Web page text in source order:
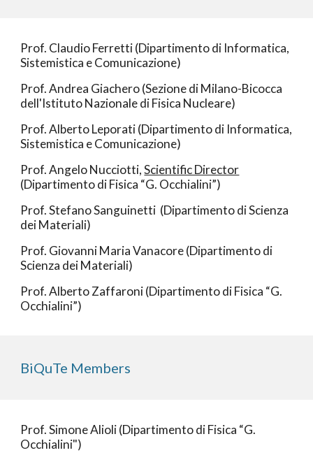
Prof. Claudio Ferretti (Dipartimento di Informatica,
Sistemistica e Comunicazione)
Prof. Andrea Giachero (Sezione di Milano-Bicocca
dell'Istituto Nazionale di Fisica Nucleare)
Prof. Alberto Leporati (Dipartimento di Informatica,
Sistemistica e Comunicazione)
Prof. Angelo Nucciotti,Scientific Director
(Dipartimento di Fisica “G. Occhialini”)
Prof. Stefano Sanguinetti (Dipartimento di Scienza
dei Materiali)
Prof. Giovanni Maria Vanacore(Dipartimento di
Scienza dei Materiali)
Prof. Alberto Zaffaroni (Dipartimento di Fisica “G.
Occhialini”)
BiQuTe Members
Prof. Simone Alioli (Dipartimento di Fisica “G.
Occhialini")